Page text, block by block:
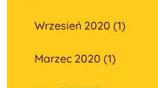
Wrzesień 2020 (1)
Marzec 2020 (1)